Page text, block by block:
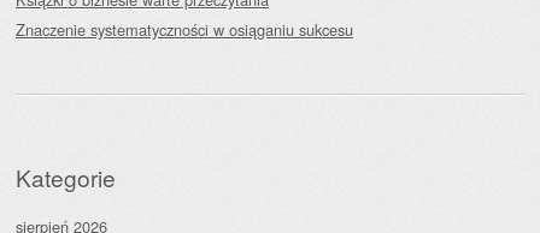
Znaczenie systematyczności w osiąganiu sukcesu
Kategorie
sierpień 2026